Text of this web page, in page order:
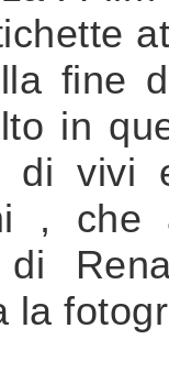
fine
in
di vivi
, che
di
la